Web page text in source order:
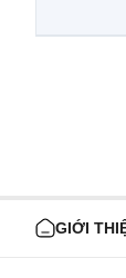
GIỚI